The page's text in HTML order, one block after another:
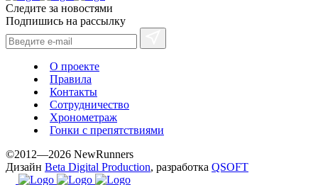
Следите за новостями
Подпишись на рассылку
О проекте
Правила
Контакты
Сотрудничество
Хронометраж
Гонки с препятствиями
©2012—2026 NewRunners
Дизайн Beta Digital Production, разработка QSOFT